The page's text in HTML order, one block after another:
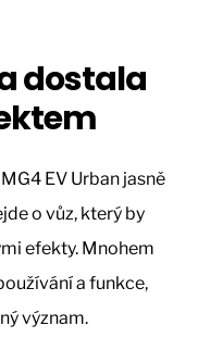
dostala
EV Urban jasně
o vůz, který by
efekty. Mnohem
a funkce,
význam.